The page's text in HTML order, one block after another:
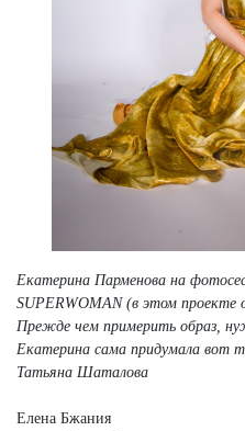
Екатерина Парменова на
SUPERWOMAN (в этом проекте
Прежде чем примерить образ,
Екатерина сама придумала вот
Татьяна Шаталова
Елена Бжания